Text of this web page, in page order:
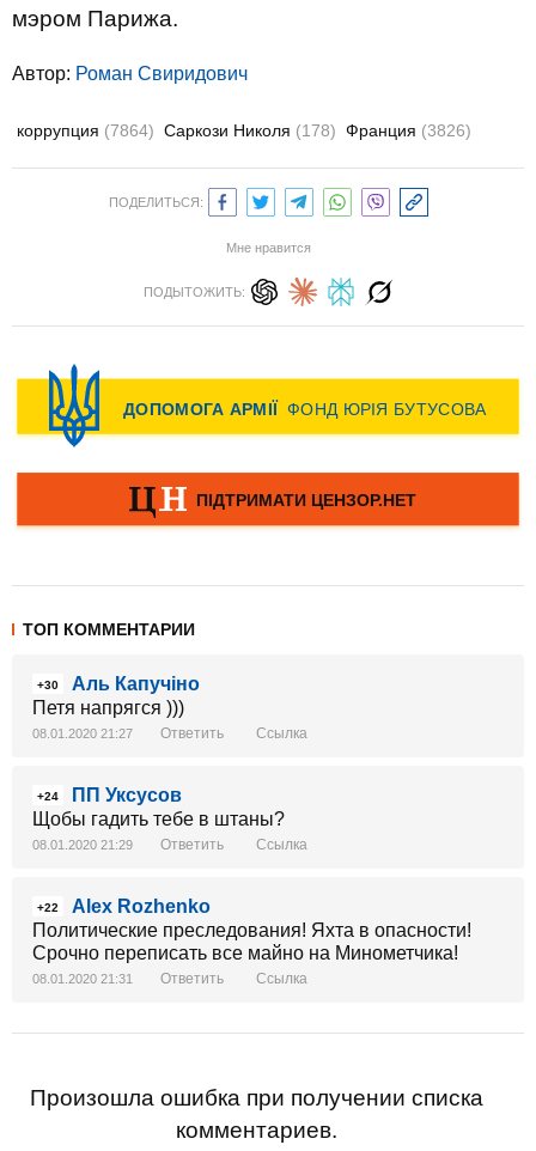
мэром Парижа.
Автор: Роман Свиридович
коррупция (7864) Саркози Николя (178) Франция (3826)
ПОДЕЛИТЬСЯ:
Мне нравится
ПОДЫТОЖИТЬ:
ТОП КОММЕНТАРИИ
+30
Аль Капучіно
Петя напрягся )))
08.01.2020 21:27 Ответить Ссылка
+24
ПП Уксусов
Щобы гадить тебе в штаны?
08.01.2020 21:29 Ответить Ссылка
+22
Alex Rozhenko
Политические преследования! Яхта в опасности!
Срочно переписать все майно на Минометчика!
08.01.2020 21:31 Ответить Ссылка
Произошла ошибка при получении списка
комментариев.